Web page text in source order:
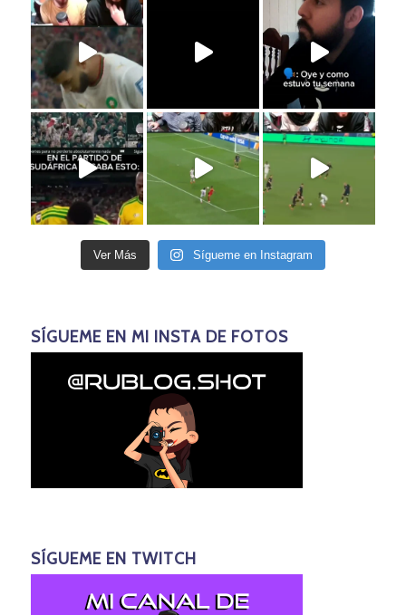
Ver Más Sígueme en Instagram
SÍGUEME EN MI INSTA DE FOTOS
SÍGUEME EN TWITCH